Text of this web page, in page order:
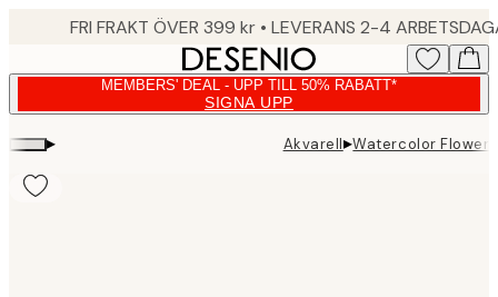
FRI FRAKT ÖVER 399 kr • LEVERANS 2-4
MEMBERS' DEAL - UPP TILL 50% RABATT*
SIGNA UPP
▸ Akvarell▸Watercolor